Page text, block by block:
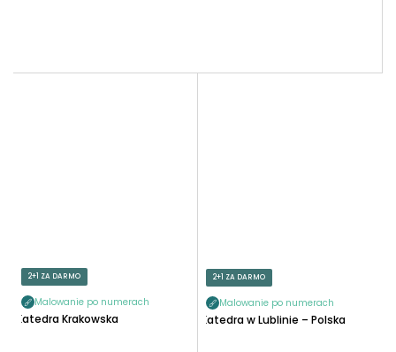
2+1 ZA DARMO
Malowanie po numerach
Katedra Krakowska
2+1 ZA DARMO
Malowanie po numerach
Katedra w Lublinie – Polska